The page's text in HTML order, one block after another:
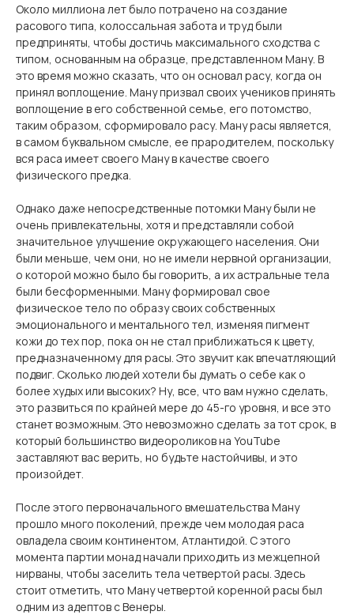
Около миллиона лет было потрачено на создание
расового типа, колоссальная забота и труд были
предприняты, чтобы достичь максимального сходства с
типом, основанным на образце, представленном Ману. В
это время можно сказать, что он основал расу, когда он
принял воплощение. Ману призвал своих учеников принять
воплощение в его собственной семье, его потомство,
таким образом, сформировало расу. Ману расы является,
в самом буквальном смысле, ее прародителем, поскольку
вся раса имеет своего Ману в качестве своего
физического предка.
Однако даже непосредственные потомки Ману были не
очень привлекательны, хотя и представляли собой
значительное улучшение окружающего населения. Они
были меньше, чем они, но не имели нервной организации,
о которой можно было бы говорить, а их астральные тела
были бесформенными. Ману формировал свое
физическое тело по образу своих собственных
эмоционального и ментального тел, изменяя пигмент
кожи до тех пор, пока он не стал приближаться к цвету,
предназначенному для расы. Это звучит как впечатляющий
подвиг. Сколько людей хотели бы думать о себе как о
более худых или высоких? Ну, все, что вам нужно сделать,
это развиться по крайней мере до 45-го уровня, и все это
станет возможным. Это невозможно сделать за тот срок, в
который большинство видеороликов на YouTube
заставляют вас верить, но будьте настойчивы, и это
произойдет.
После этого первоначального вмешательства Ману
прошло много поколений, прежде чем молодая раса
овладела своим континентом, Атлантидой. С этого
момента партии монад начали приходить из межцепной
нирваны, чтобы заселить тела четвертой расы. Здесь
стоит отметить, что Ману четвертой коренной расы был
одним из адептов с Венеры.